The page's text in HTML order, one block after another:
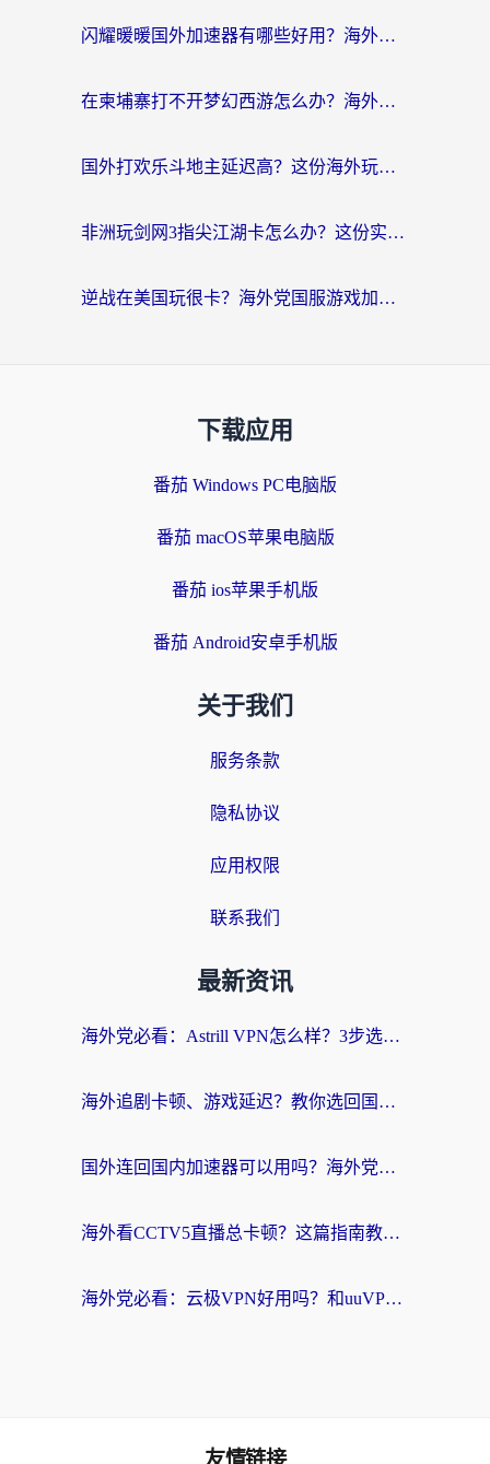
闪耀暖暖国外加速器有哪些好用？海外党亲测的国服游戏加速终极指南
在柬埔寨打不开梦幻西游怎么办？海外玩家国服游戏加速终极指南
国外打欢乐斗地主延迟高？这份海外玩家国服游戏加速指南帮你解决卡顿烦恼
非洲玩剑网3指尖江湖卡怎么办？这份实测有效的国服游戏加速指南请收好
逆战在美国玩很卡？海外党国服游戏加速终极指南（附DNF宝可梦加速技巧）
下载应用
番茄 Windows PC电脑版
番茄 macOS苹果电脑版
番茄 ios苹果手机版
番茄 Android安卓手机版
关于我们
服务条款
隐私协议
应用权限
联系我们
最新资讯
海外党必看：Astrill VPN怎么样？3步选对回国加速器实现无缝刷剧玩游戏
海外追剧卡顿、游戏延迟？教你选回国加速器，附免费加速器试用一小时福利
国外连回国内加速器可以用吗？海外党亲测实用指南，解决追剧游戏卡顿难题
海外看CCTV5直播总卡顿？这篇指南教你选对回国加速器，无缝刷国内资源
海外党必看：云极VPN好用吗？和uuVPN对比哪个回国效果更好？附真实体验+避坑指南